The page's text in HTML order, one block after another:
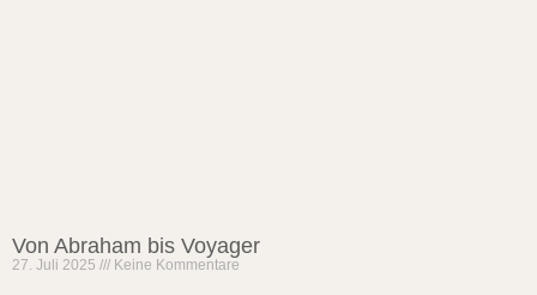
Von Abraham bis Voyager
27. Juli 2025 Keine Kommentare